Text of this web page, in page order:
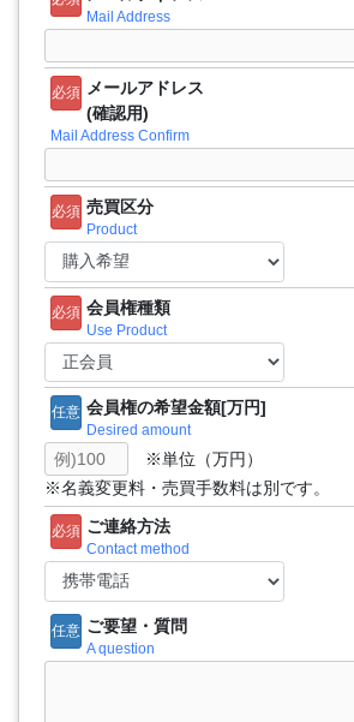
Mail Address
必須 メールアドレス
(確認用)
Mail Address Confirm
必須 売買区分
Product
必須 会員権種類
Use Product
任意 会員権の希望金額[万円]
Desired amount
※単位（万円）
※名義変更料・売買手数料は別です。
必須 ご連絡方法
Contact method
任意 ご要望・質問
A question